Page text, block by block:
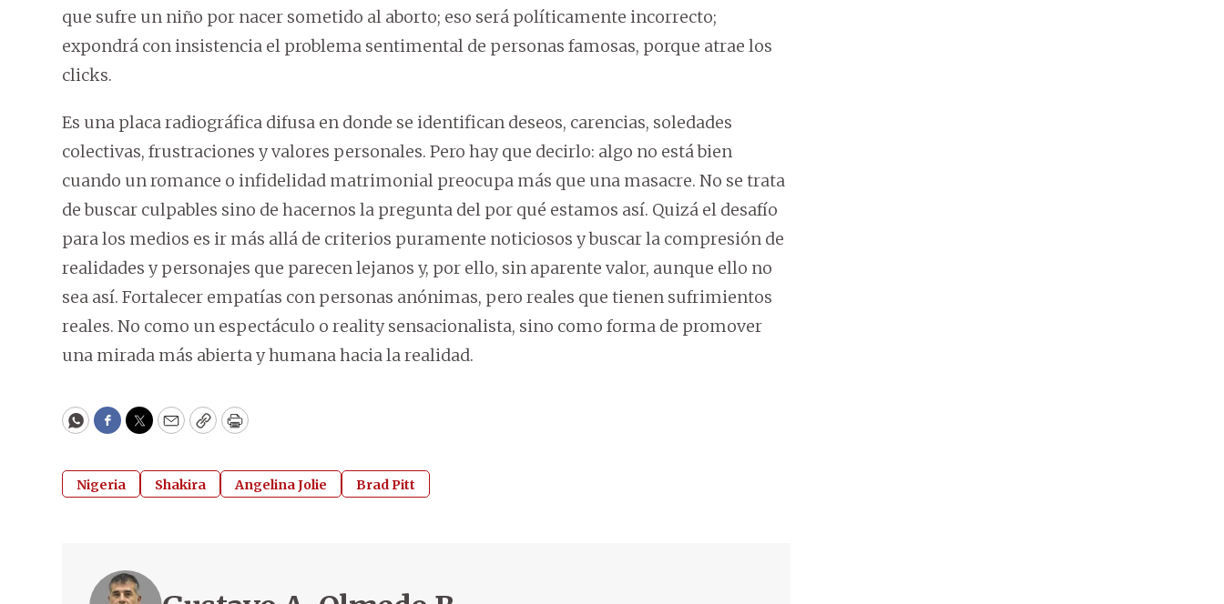
que sufre un niño por nacer sometido al aborto; eso será políticamente incorrecto;
expondrá con insistencia el problema sentimental de personas famosas, porque atrae los
clicks.
Es una placa radiográfica difusa en donde se identifican deseos, carencias, soledades
colectivas, frustraciones y valores personales. Pero hay que decirlo: algo no está bien
cuando un romance o infidelidad matrimonial preocupa más que una masacre. No se trata
de buscar culpables sino de hacernos la pregunta del por qué estamos así. Quizá el desafío
para los medios es ir más allá de criterios puramente noticiosos y buscar la compresión de
realidades y personajes que parecen lejanos y, por ello, sin aparente valor, aunque ello no
sea así. Fortalecer empatías con personas anónimas, pero reales que tienen sufrimientos
reales. No como un espectáculo o reality sensacionalista, sino como forma de promover
una mirada más abierta y humana hacia la realidad.
WhatsApp
Facebook
Twitter
EmailCopyPrint
Nigeria Shakira Angelina Jolie Brad Pitt